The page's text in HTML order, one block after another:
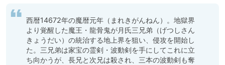
西暦14672年の魔暦元年（まれきがんねん）。地獄界
より覚醒した魔王・龍骨鬼が月氏三兄弟（げつしさん
きょうだい）の統治する地上界を狙い、侵攻を開始し
た。三兄弟は家宝の霊剣・波動剣を手にしてこれに立
ち向かうが、長兄と次兄は殺され、三本の波動剣も奪